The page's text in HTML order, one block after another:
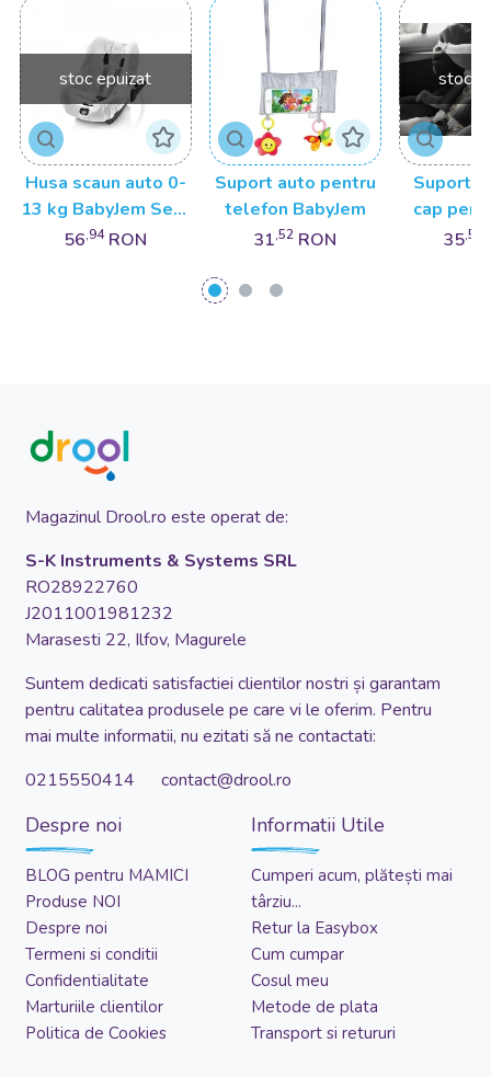
stoc epuizat
Husa scaun auto 0-
13 kg BabyJem Seat
Cover
56,94 RON
Suport auto pentru
telefon BabyJem
31,52 RON
stoc
Suport
cap
auto35,59
Magazinul Drool.ro este operat de:
S-K Instruments & Systems SRL
RO28922760
J2011001981232
Marasesti 22, Ilfov, Magurele
Suntem dedicati satisfactiei clientilor nostri și garantam
pentru calitatea produsele pe care vi le oferim. Pentru
mai multe informatii, nu ezitati să ne contactati:
0215550414 contact@drool.ro
Despre noi
BLOG pentru MAMICI
Produse NOI
Despre noi
Termeni si conditii
Confidentialitate
Marturiile clientilor
Politica de Cookies
Informatii Utile
Cumperi acum, plătești mai
târziu...
Retur la Easybox
Cum cumpar
Cosul meu
Metode de plata
Transport si retururi